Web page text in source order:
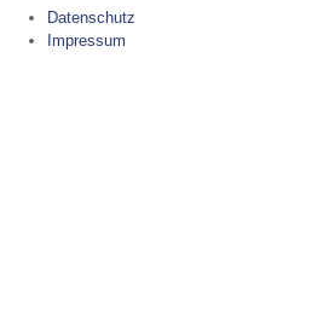
Datenschutz
Impressum